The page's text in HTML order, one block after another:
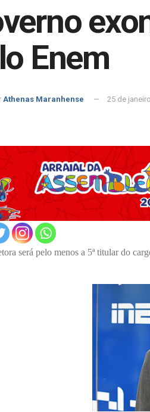
Enem
Athenas Maranhense 25 de
será pelo menos a 5ª titular do